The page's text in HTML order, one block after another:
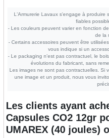
L'Armurerie Lavaux s'engage à produire
fiables
- Les couleurs peuvent varier en fonction
de la
- Certains accessoires peuvent être
vous indique si un
- Le packaging n'est pas contractuel, le
évolutions du fabricant, sans
Les images ne sont pas contractuelles. Si
une image et un produit, nous vous
Les clients ayant
Capsules CO2 12gr
UMAREX (40 joules)